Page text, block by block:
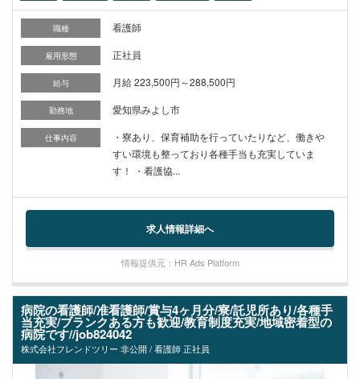
職種 看護師
雇用形態 正社員
給与 月給 223,500円～288,500円
勤務地 愛知県みよし市
仕事内容
・寮あり、保育補助を行っていたりなど、働きや
すい環境も整っており各種手当も充実していま
す！ ・看護協...
求人情報詳細へ
情報提供元：HR Ads Platform
病院の看護師/准看護師/賞与4ヶ月分/寮/託児所あり/各種手
当充実/ブランクある方も歓迎/教育制度充実/地域密着型の
病院です//job824042
株式会社フレンドツリー 非公開 / 看護師 正社員